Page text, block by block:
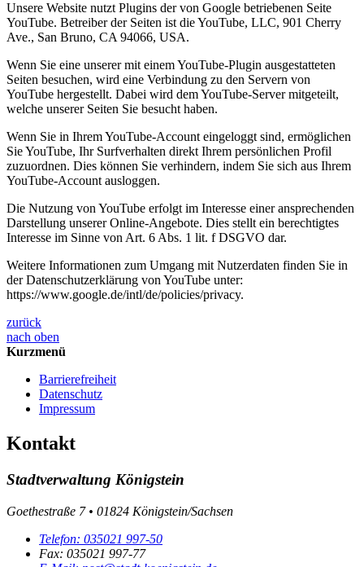
Unsere Website nutzt Plugins der von Google betriebenen Seite
YouTube. Betreiber der Seiten ist die YouTube, LLC, 901 Cherry
Ave., San Bruno, CA 94066, USA.
Wenn Sie eine unserer mit einem YouTube-Plugin ausgestatteten
Seiten besuchen, wird eine Verbindung zu den Servern von
YouTube hergestellt. Dabei wird dem YouTube-Server mitgeteilt,
welche unserer Seiten Sie besucht haben.
Wenn Sie in Ihrem YouTube-Account eingeloggt sind, ermöglichen
Sie YouTube, Ihr Surfverhalten direkt Ihrem persönlichen Profil
zuzuordnen. Dies können Sie verhindern, indem Sie sich aus Ihrem
YouTube-Account ausloggen.
Die Nutzung von YouTube erfolgt im Interesse einer ansprechenden
Darstellung unserer Online-Angebote. Dies stellt ein berechtigtes
Interesse im Sinne von Art. 6 Abs. 1 lit. f DSGVO dar.
Weitere Informationen zum Umgang mit Nutzerdaten finden Sie in
der Datenschutzerklärung von YouTube unter:
https://www.google.de/intl/de/policies/privacy.
zurück
nach oben
Kurzmenü
Barrierefreiheit
Datenschutz
Impressum
Kontakt
Stadtverwaltung Königstein
Goethestraße 7 • 01824 Königstein/Sachsen
Telefon: 035021 997-50
Fax: 035021 997-77